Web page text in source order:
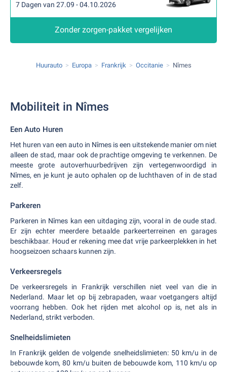
7 Dagen van 27.09 - 04.10.2026
Zonder zorgen-pakket vergelijken
Huurauto Europa Frankrijk Occitanie Nîmes
Mobiliteit in Nîmes
Een Auto Huren
Het huren van een auto in Nîmes is een uitstekende manier om niet
alleen de stad, maar ook de prachtige omgeving te verkennen. De
meeste grote autoverhuurbedrijven zijn vertegenwoordigd in
Nîmes, en je kunt je auto ophalen op de luchthaven of in de stad
zelf.
Parkeren
Parkeren in Nîmes kan een uitdaging zijn, vooral in de oude stad.
Er zijn echter meerdere betaalde parkeerterreinen en garages
beschikbaar. Houd er rekening mee dat vrije parkeerplekken in het
hoogseizoen schaars kunnen zijn.
Verkeersregels
De verkeersregels in Frankrijk verschillen niet veel van die in
Nederland. Maar let op bij zebrapaden, waar voetgangers altijd
voorrang hebben. Ook het rijden met alcohol op is, net als in
Nederland, strikt verboden.
Snelheidslimieten
In Frankrijk gelden de volgende snelheidslimieten: 50 km/u in de
bebouwde kom, 80 km/u buiten de bebouwde kom, 110 km/u op